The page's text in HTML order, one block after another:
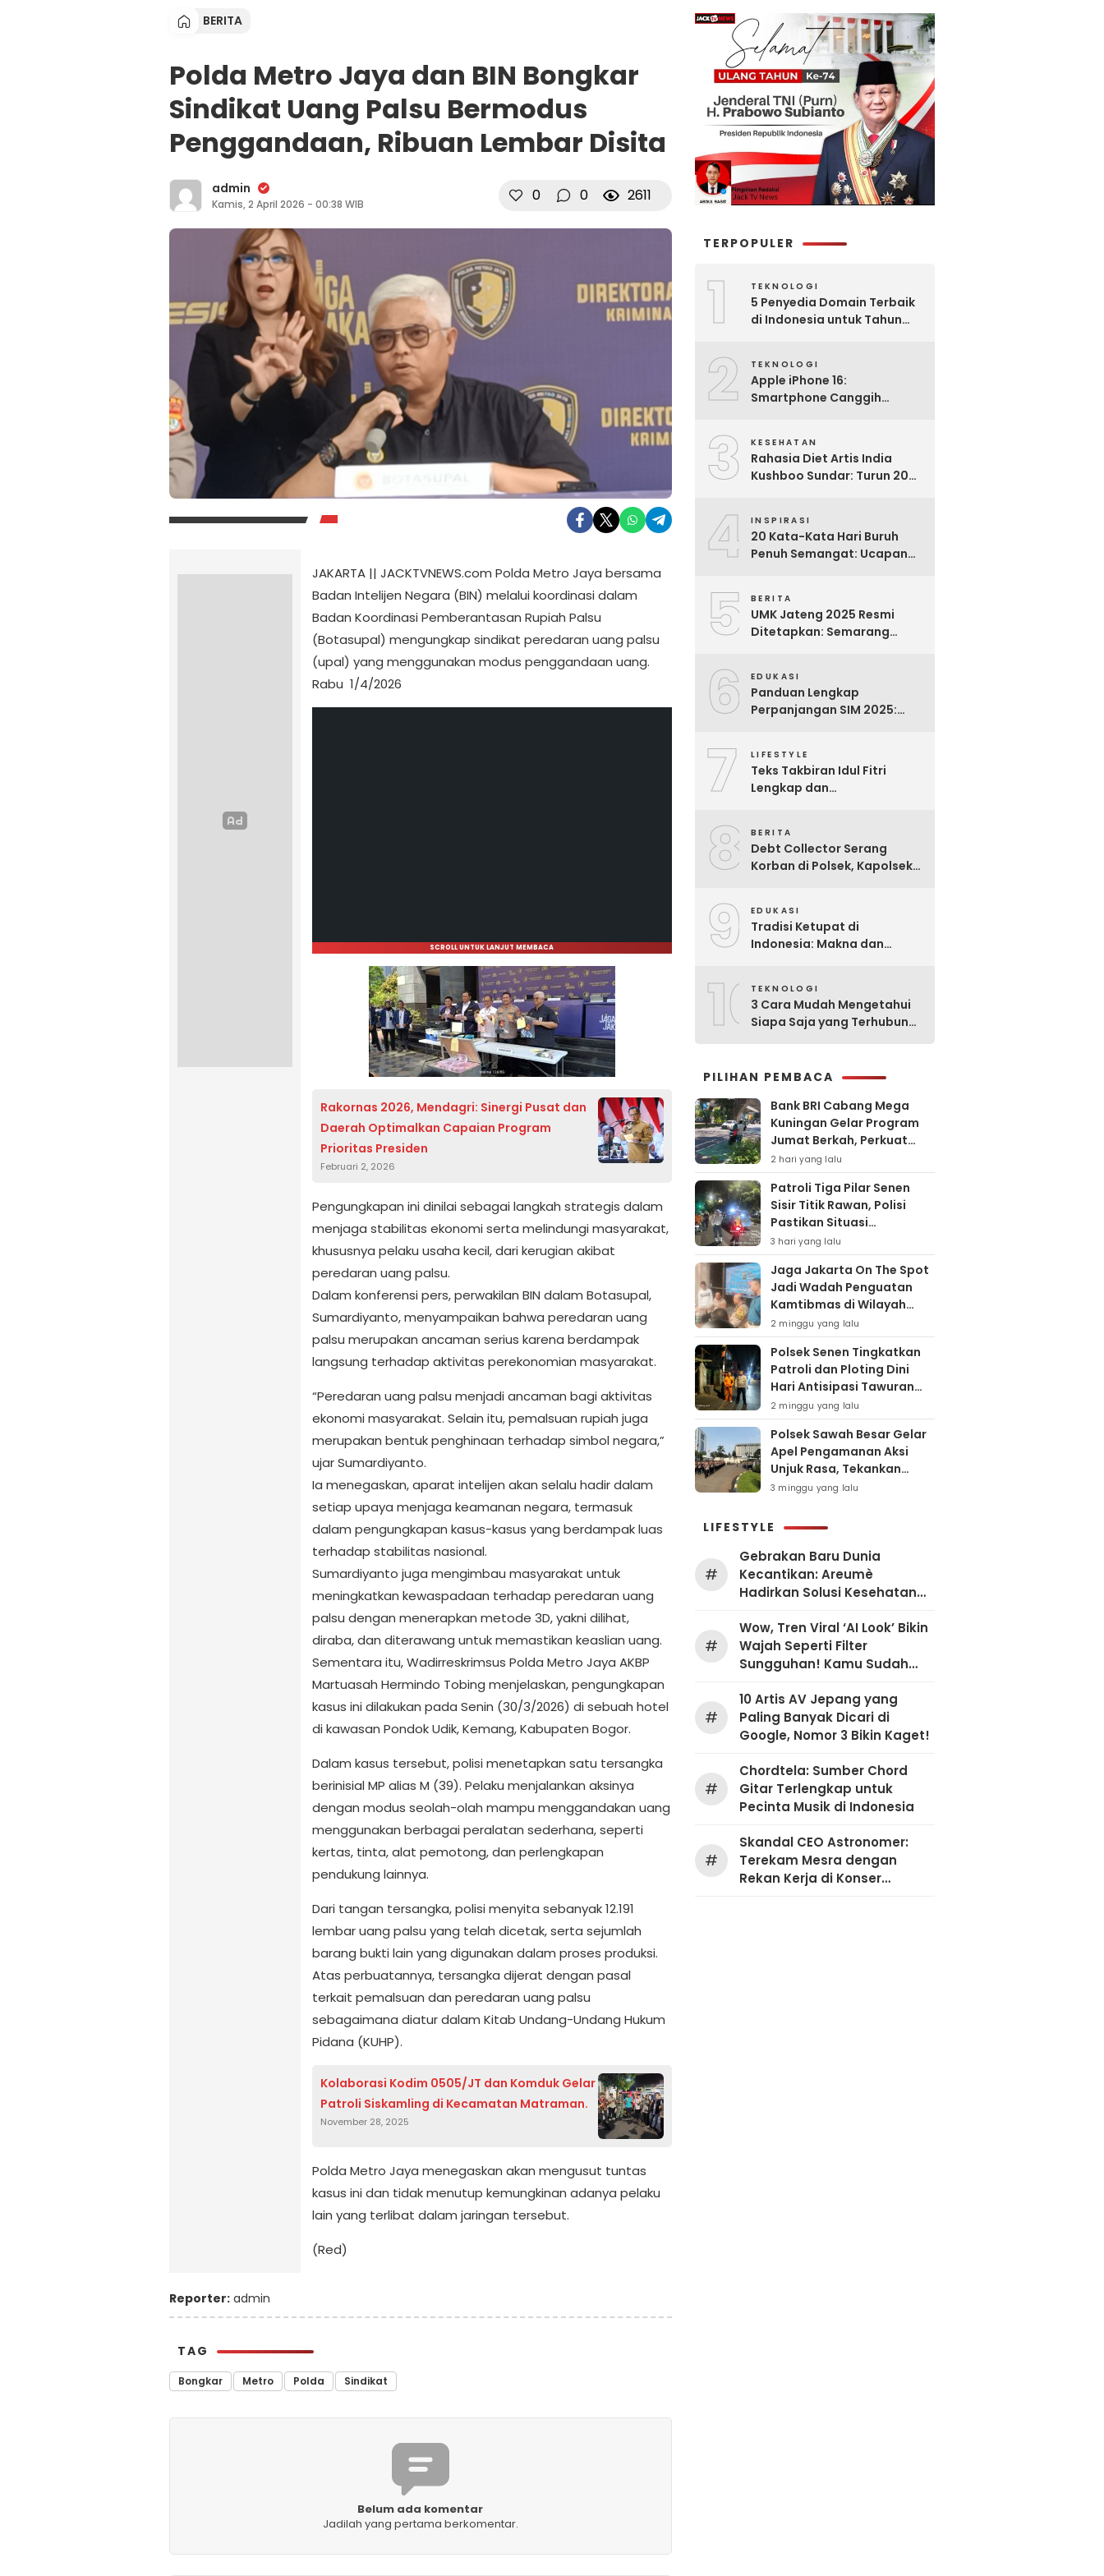
BERITA
Polda Metro Jaya dan BIN Bongkar
Sindikat Uang Palsu Bermodus
Penggandaan, Ribuan Lembar Disita
admin
Kamis, 2 April 2026 - 00:38 WIB 0 0 2611
JAKARTA || JACKTVNEWS.com Polda Metro Jaya bersama
Badan Intelijen Negara (BIN) melalui koordinasi dalam
Badan Koordinasi Pemberantasan Rupiah Palsu
(Botasupal) mengungkap sindikat peredaran uang palsu
(upal) yang menggunakan modus penggandaan uang.
Rabu 1/4/2026
SCROLL UNTUK LANJUT MEMBACA
Rakornas 2026, Mendagri: Sinergi Pusat dan
Daerah Optimalkan Capaian Program
Prioritas Presiden
Februari 2, 2026
Pengungkapan ini dinilai sebagai langkah strategis dalam
menjaga stabilitas ekonomi serta melindungi masyarakat,
khususnya pelaku usaha kecil, dari kerugian akibat
peredaran uang palsu.
Dalam konferensi pers, perwakilan BIN dalam Botasupal,
Sumardiyanto, menyampaikan bahwa peredaran uang
palsu merupakan ancaman serius karena berdampak
langsung terhadap aktivitas perekonomian masyarakat.
“Peredaran uang palsu menjadi ancaman bagi aktivitas
ekonomi masyarakat. Selain itu, pemalsuan rupiah juga
merupakan bentuk penghinaan terhadap simbol negara,”
ujar Sumardiyanto.
Ia menegaskan, aparat intelijen akan selalu hadir dalam
setiap upaya menjaga keamanan negara, termasuk
dalam pengungkapan kasus-kasus yang berdampak luas
terhadap stabilitas nasional.
Sumardiyanto juga mengimbau masyarakat untuk
meningkatkan kewaspadaan terhadap peredaran uang
palsu dengan menerapkan metode 3D, yakni dilihat,
diraba, dan diterawang untuk memastikan keaslian uang.
Sementara itu, Wadirreskrimsus Polda Metro Jaya AKBP
Martuasah Hermindo Tobing menjelaskan, pengungkapan
kasus ini dilakukan pada Senin (30/3/2026) di sebuah hotel
di kawasan Pondok Udik, Kemang, Kabupaten Bogor.
Dalam kasus tersebut, polisi menetapkan satu tersangka
berinisial MP alias M (39). Pelaku menjalankan aksinya
dengan modus seolah-olah mampu menggandakan uang
menggunakan berbagai peralatan sederhana, seperti
kertas, tinta, alat pemotong, dan perlengkapan
pendukung lainnya.
Dari tangan tersangka, polisi menyita sebanyak 12.191
lembar uang palsu yang telah dicetak, serta sejumlah
barang bukti lain yang digunakan dalam proses produksi.
Atas perbuatannya, tersangka dijerat dengan pasal
terkait pemalsuan dan peredaran uang palsu
sebagaimana diatur dalam Kitab Undang-Undang Hukum
Pidana (KUHP).
Kolaborasi Kodim 0505/JT dan Komduk Gelar
Patroli Siskamling di Kecamatan Matraman.
November 28, 2025
Polda Metro Jaya menegaskan akan mengusut tuntas
kasus ini dan tidak menutup kemungkinan adanya pelaku
lain yang terlibat dalam jaringan tersebut.
(Red)
Reporter: admin
TAG
Bongkar Metro Polda Sindikat
Belum ada komentar
Jadilah yang pertama berkomentar.
TERPOPULER
1 TEKNOLOGI
5 Penyedia Domain Terbaik
di Indonesia untuk Tahun
2 TEKNOLOGI
Apple iPhone 16:
Smartphone Canggih
3 KESEHATAN
Rahasia Diet Artis India
Kushboo Sundar: Turun 20
4 INSPIRASI
20 Kata-Kata Hari Buruh
Penuh Semangat: Ucapan
5 BERITA
UMK Jateng 2025 Resmi
Ditetapkan: Semarang
6 EDUKASI
Panduan Lengkap
Perpanjangan SIM 2025:
7 LIFESTYLE
Teks Takbiran Idul Fitri
Lengkap dan
8 BERITA
Debt Collector Serang
Korban di Polsek, Kapolsek
9 EDUKASI
Tradisi Ketupat di
Indonesia: Makna dan
10TEKNOLOGI
3 Cara Mudah Mengetahui
Siapa Saja yang Terhubung
PILIHAN PEMBACA
Bank BRI Cabang Mega
Kuningan Gelar Program
Jumat Berkah, Perkuat
Komitmen untuk Saling
Berbagai
2 hari yang lalu
Patroli Tiga Pilar Senen
Sisir Titik Rawan, Polisi
Pastikan Situasi
Kamtibmas Kondusif
3 hari yang lalu
Jaga Jakarta On The Spot
Jadi Wadah Penguatan
Kamtibmas di Wilayah
Kampung Bali
2 minggu yang lalu
Polsek Senen Tingkatkan
Patroli dan Ploting Dini
Hari Antisipasi Tawuran
serta Gangguan
Kamtibmas
2 minggu yang lalu
Polsek Sawah Besar Gelar
Apel Pengamanan Aksi
Unjuk Rasa, Tekankan
Pelayanan Humanis dan
3 minggu yang lalu
LIFESTYLE
#
Gebrakan Baru Dunia
Kecantikan: Areumè
Hadirkan Solusi Kesehatan
#
Wow, Tren Viral ‘AI Look’ Bikin
Wajah Seperti Filter
Sungguhan! Kamu Sudah
#
10 Artis AV Jepang yang
Paling Banyak Dicari di
Google, Nomor 3 Bikin Kaget!
#
Chordtela: Sumber Chord
Gitar Terlengkap untuk
Pecinta Musik di Indonesia
#
Skandal CEO Astronomer:
Terekam Mesra dengan
Rekan Kerja di Konser